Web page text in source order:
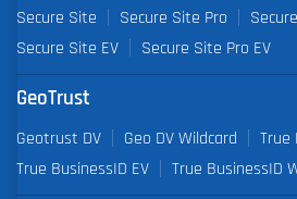
Secure Site Secure Site Pro
Secure Site EV
Secure Site Pro EV
GeoTrust
Geotrust DV Geo DV Wildcard
True
True BusinessID EV
True BusinessID